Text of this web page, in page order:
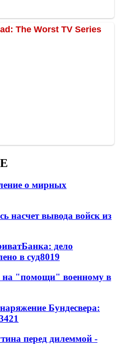
о мирных
насчет вывода войск из
дело
в суд8019
"помощи" военному в
Бундесвера:
перед дилеммой -